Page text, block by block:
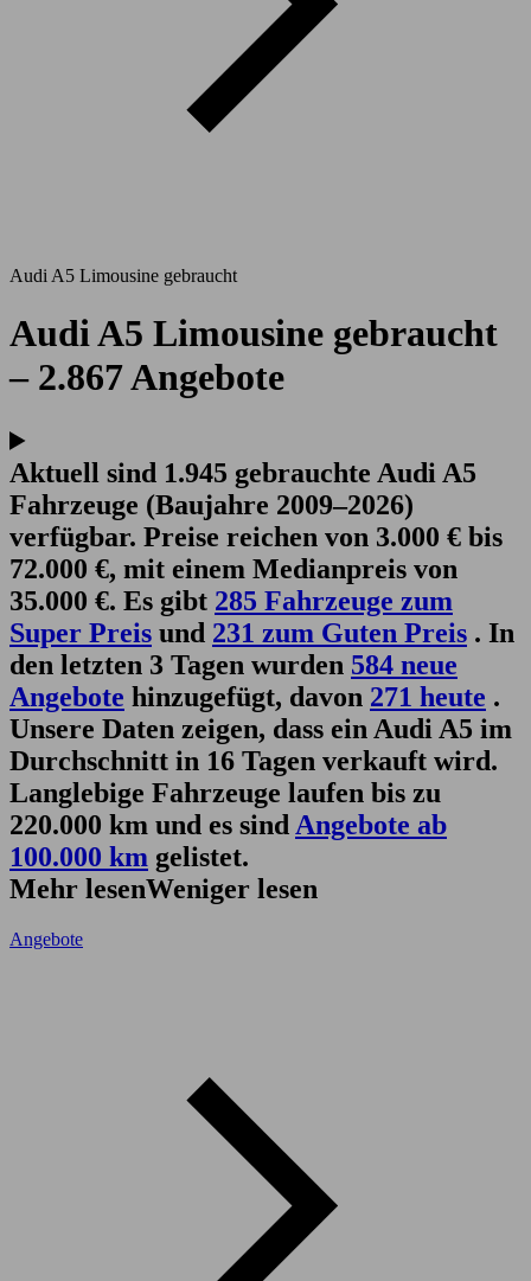
Audi A5 Limousine gebraucht
Audi A5 Limousine gebraucht
– 2.867 Angebote
Aktuell sind 1.945 gebrauchte Audi A5
Fahrzeuge (Baujahre 2009–2026)
verfügbar. Preise reichen von 3.000 € bis
72.000 €, mit einem Medianpreis von
35.000 €. Es gibt 285 Fahrzeuge zum
Super Preis und 231 zum Guten Preis . In
den letzten 3 Tagen wurden 584 neue
Angebote hinzugefügt, davon 271 heute .
Unsere Daten zeigen, dass ein Audi A5 im
Durchschnitt in 16 Tagen verkauft wird.
Langlebige Fahrzeuge laufen bis zu
220.000 km und es sind Angebote ab
100.000 km gelistet.
Mehr lesenWeniger lesen
Angebote